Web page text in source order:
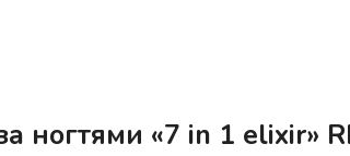
ногтями «7 in 1 elixir»